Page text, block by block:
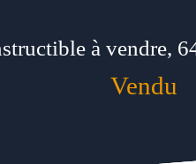
à vendre,
Vendu